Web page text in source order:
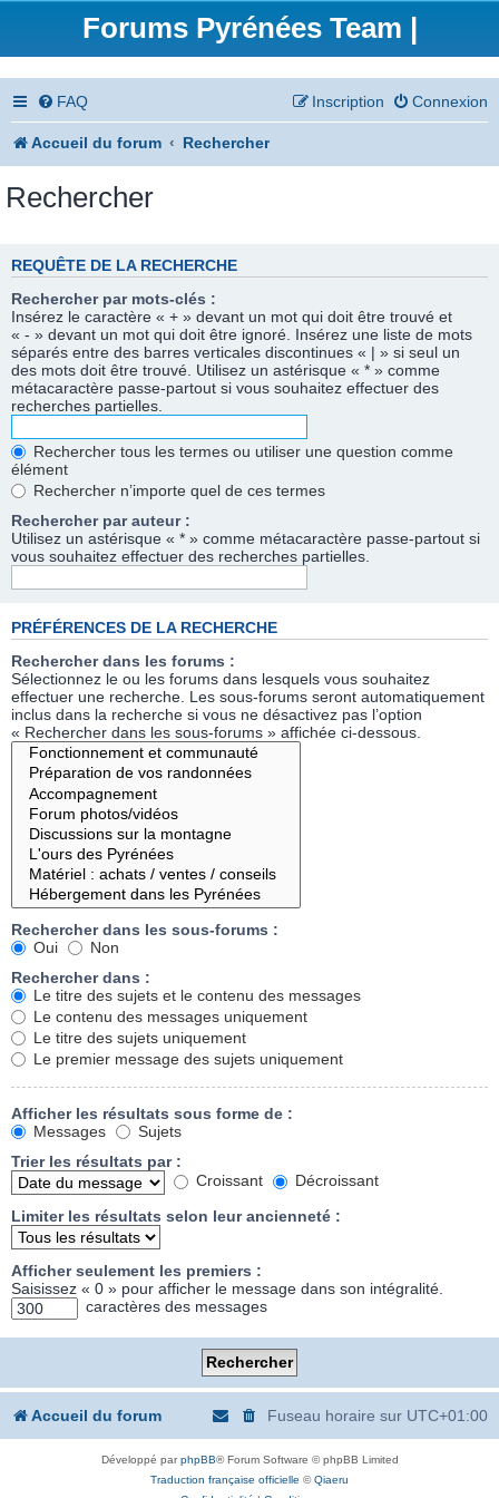
Forums Pyrénées Team |
FAQ Connexion
Inscription
Accueil du forum Rechercher
Rechercher
REQUÊTE DE LA RECHERCHE
Rechercher par mots-clés :
Insérez le caractère « + » devant un mot qui doit être trouvé et
« - » devant un mot qui doit être ignoré. Insérez une liste de mots
séparés entre des barres verticales discontinues « | » si seul un
des mots doit être trouvé. Utilisez un astérisque « * » comme
métacaractère passe-partout si vous souhaitez effectuer des
recherches partielles.
Rechercher tous les termes ou utiliser une question comme
élément
Rechercher n’importe quel de ces termes
Rechercher par auteur :
Utilisez un astérisque « * » comme métacaractère passe-partout si
vous souhaitez effectuer des recherches partielles.
PRÉFÉRENCES DE LA RECHERCHE
Rechercher dans les forums :
Sélectionnez le ou les forums dans lesquels vous souhaitez
effectuer une recherche. Les sous-forums seront automatiquement
inclus dans la recherche si vous ne désactivez pas l’option
« Rechercher dans les sous-forums » affichée ci-dessous.
Rechercher dans les sous-forums :
Oui
Non
Rechercher dans :
Le titre des sujets et le contenu des messages
Le contenu des messages uniquement
Le titre des sujets uniquement
Le premier message des sujets uniquement
Afficher les résultats sous forme de :
Messages
Sujets
Trier les résultats par :
Croissant
Décroissant
Limiter les résultats selon leur ancienneté :
Afficher seulement les premiers :
Saisissez « 0 » pour afficher le message dans son intégralité.
caractères des messages
Accueil du forum Fuseau horaire sur UTC+01:00
Développé parphpBB® Forum Software © phpBB Limited
Traduction française officielle ©Qiaeru